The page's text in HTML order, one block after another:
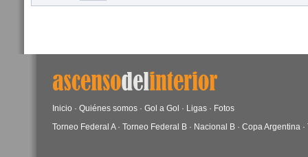
Inicio · Quiénes somos · Gol a Gol · Ligas · Fotos
Torneo Federal A· Torneo Federal B · Nacional B · Copa Argentina ·